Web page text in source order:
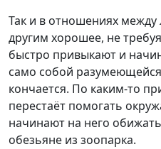
Так и в отношениях
другим хорошее, не
быстро привыкают и
само собой
кончается. По каким-то
перестаёт помогать
начинают на него
обезьяне из зоопарка.